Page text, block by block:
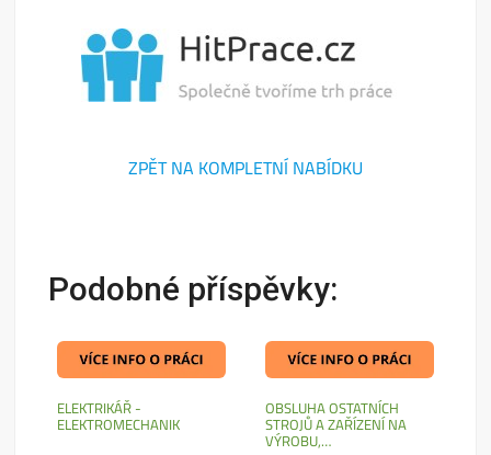
ZPĚT NA KOMPLETNÍ NABÍDKU
Podobné příspěvky:
ELEKTRIKÁŘ -
ELEKTROMECHANIK
OBSLUHA OSTATNÍCH
STROJŮ A ZAŘÍZENÍ NA
VÝROBU,…